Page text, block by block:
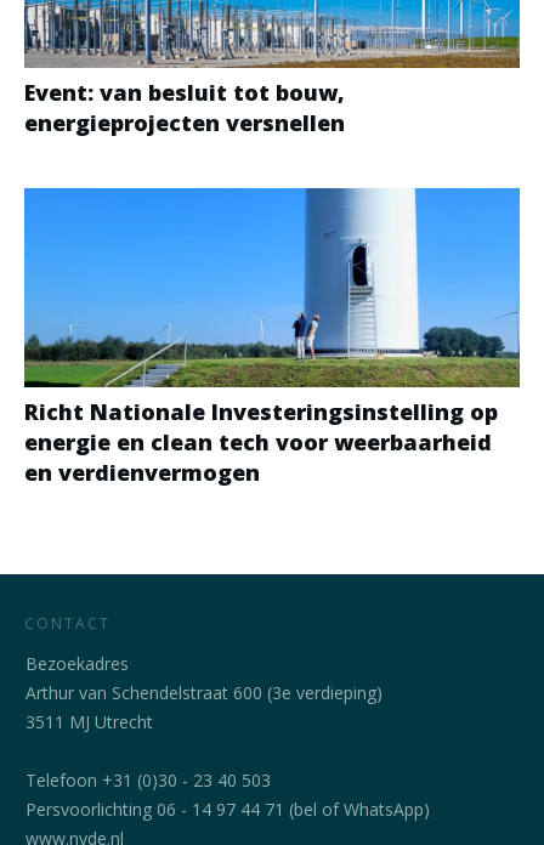
Event: van besluit tot bouw,
energieprojecten versnellen
Richt Nationale Investeringsinstelling op
energie en clean tech voor weerbaarheid
en verdienvermogen
CONTACT
Bezoekadres
Arthur van Schendelstraat 600 (3e verdieping)
3511 MJ Utrecht
Telefoon +31 (0)30 - 23 40 503
Persvoorlichting 06 - 14 97 44 71 (bel of WhatsApp)
www.nvde.nl